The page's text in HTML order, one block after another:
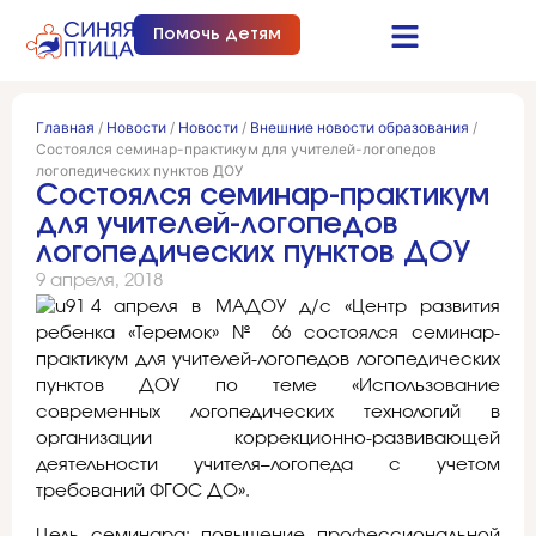
Помочь детям
Главная / Новости / Новости / Внешние новости образования /
Состоялся семинар-практикум для учителей-логопедов
логопедических пунктов ДОУ
Состоялся семинар-практикум
для учителей-логопедов
логопедических пунктов ДОУ
9 апреля, 2018
4 апреля в МАДОУ д/с «Центр развития
ребенка «Теремок» № 66 состоялся семинар-
практикум для учителей-логопедов логопедических
пунктов ДОУ по теме «Использование
современных логопедических технологий в
организации коррекционно-развивающей
деятельности учителя–логопеда с учетом
требований ФГОС ДО».